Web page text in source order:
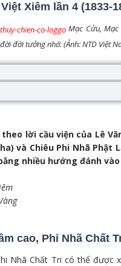
Xiêm lần 4 (1833-
Mạc Cửu,
đời tưởng nhớ. (Ảnh: NTD Việt
theo lời cầu viện của Lê
và Chiêu Phi Nhã
nhiều hướng đánh
cao, Phi Nhã Chất
Nhã Chất Tri có thể